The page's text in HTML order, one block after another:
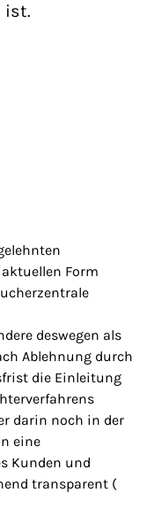
ist.
Form
deswegen als
Ablehnung durch
die Einleitung
darin noch in der
eine
Kunden und
transparent (